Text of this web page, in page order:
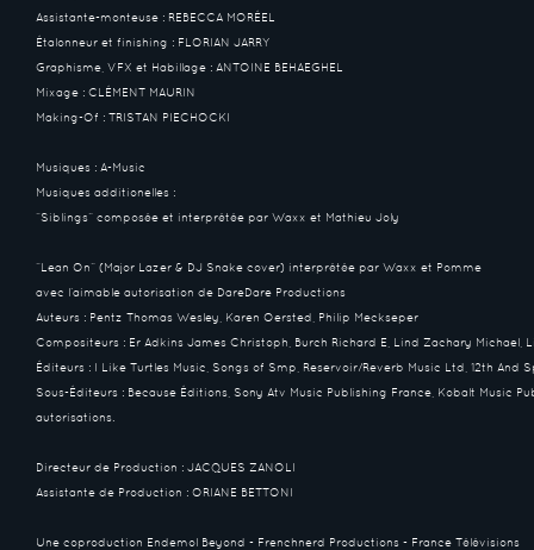
Assistante-monteuse : REBECCA MORÉEL
Étalonneur et finishing : FLORIAN JARRY
Graphisme, VFX et Habillage : ANTOINE BEHAEGHEL
Mixage : CLÉMENT MAURIN
Making-Of : TRISTAN PIECHOCKI
Musiques : A-Music
Musiques additionelles :
“Siblings” composée et interprétée par Waxx et Mathieu Joly
“Lean On” (Major Lazer & DJ Snake cover) interprétée par Waxx et Pomme
avec l’aimable autorisation de DareDare Productions
Auteurs : Pentz Thomas Wesley, Karen Oersted, Philip Meckseper
Compositeurs : Er Adkins James Christoph, Burch Richard E, Lind Zachary Michael,
Éditeurs : I Like Turtles Music, Songs of Smp, Reservoir/Reverb Music Ltd, 12th And
Sous-Éditeurs : Because Éditions, Sony Atv Music Publishing France, Kobalt Music
autorisations.
Directeur de Production : JACQUES ZANOLI
Assistante de Production : ORIANE BETTONI
Une coproduction Endemol Beyond - Frenchnerd Productions - France Télévisions